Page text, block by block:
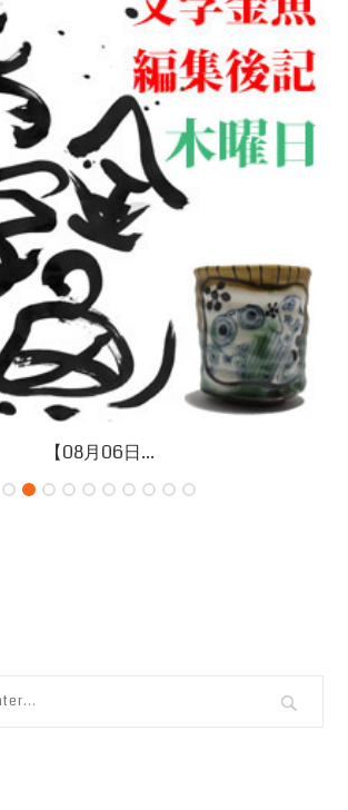
【08月06日...